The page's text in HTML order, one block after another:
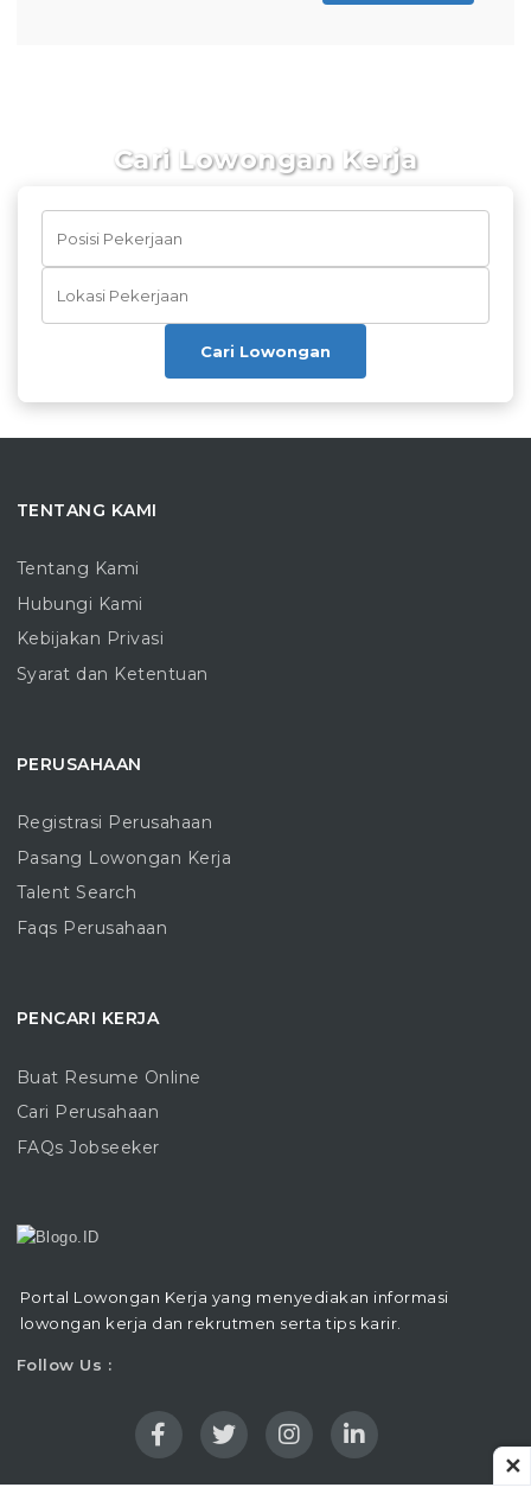
Cari Lowongan Kerja
Cari Lowongan
TENTANG KAMI
Tentang Kami
Hubungi Kami
Kebijakan Privasi
Syarat dan Ketentuan
PERUSAHAAN
Registrasi Perusahaan
Pasang Lowongan Kerja
Talent Search
Faqs Perusahaan
PENCARI KERJA
Buat Resume Online
Cari Perusahaan
FAQs Jobseeker
Portal Lowongan Kerja yang menyediakan informasi
lowongan kerja dan rekrutmen serta tips karir.
Follow Us :
✕